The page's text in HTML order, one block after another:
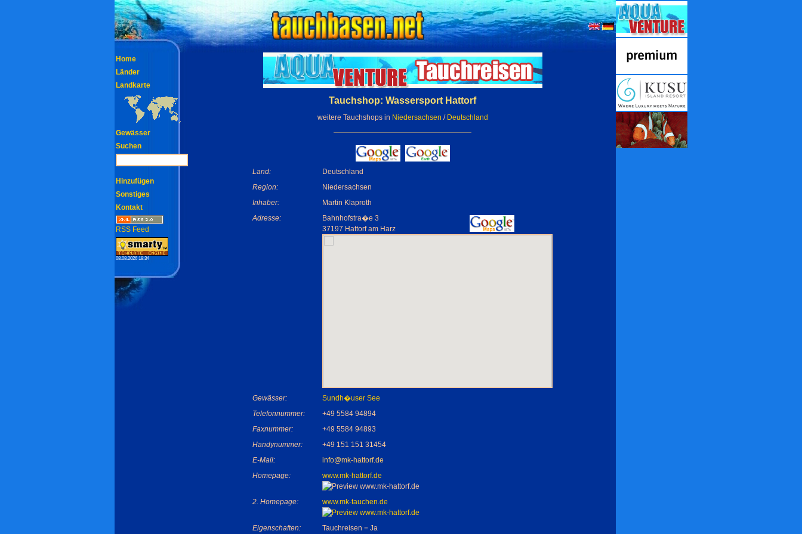
Tauchshop: Wassersport Hattorf
weitere Tauchshops in Niedersachsen / Deutschland
Land:
Deutschland
Region:
Niedersachsen
Inhaber:
Martin Klaproth
Adresse:
Bahnhofstra�e 3
37197 Hattorf am Harz
Gewässer:
Sundh�user See
Telefonnummer:
+49 5584 94894
Faxnummer:
+49 5584 94893
Handynummer:
+49 151 151 31454
E-Mail:
info@mk-hattorf.de
Homepage:
www.mk-hattorf.de
2. Homepage: www.mk-tauchen.de
Eigenschaften: Tauchreisen = Ja
Home
Länder
Landkarte
Gewässer
Suchen
Hinzufügen
Sonstiges
Kontakt
RSS Feed
08.08.2026 18:34